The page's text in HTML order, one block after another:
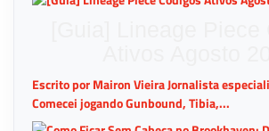
Escrito por Mairon Vieira Jornalista
Comecei jogando Gunbound, Tibia,...